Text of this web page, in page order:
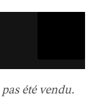
été vendu.